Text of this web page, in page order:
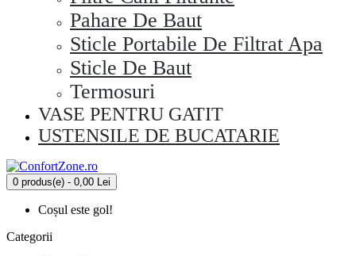
Pahare De Baut
Sticle Portabile De Filtrat Apa
Sticle De Baut
Termosuri
VASE PENTRU GATIT
USTENSILE DE BUCATARIE
0 produs(e) - 0,00 Lei
Coșul este gol!
Categorii